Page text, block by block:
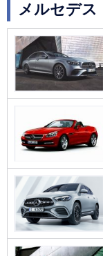
メルセデス